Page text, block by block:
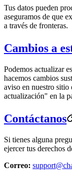
Tus datos pueden
aseguramos de que
a través de fronteras.
Cambios a
Podemos actualizar
hacemos cambios
aviso en nuestro
actualización" en la
Contáctanos
Si tienes alguna
ejercer tus derechos
Correo: